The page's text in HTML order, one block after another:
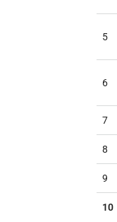
5
6
7
8
9
10